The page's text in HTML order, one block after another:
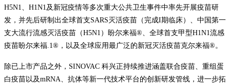
H5N1、H1N1及新冠疫情等多次重大公共卫生事件中率先开展疫苗研
发，并先后研制出全球首支SARS灭活疫苗（完成I期临床）、中国第一
支大流行流感灭活疫苗（H5N1）盼尔来福®、全球首支甲型H1N1流感
疫苗盼尔来福.1®，以及全球应用最广泛的新冠灭活疫苗克尔来福®。
除已上市产品之外，SINOVAC 科兴正持续推进涵盖联合疫苗、重组蛋
白疫苗以及mRNA、抗体等新一代技术平台的创新研发管线，进一步拓